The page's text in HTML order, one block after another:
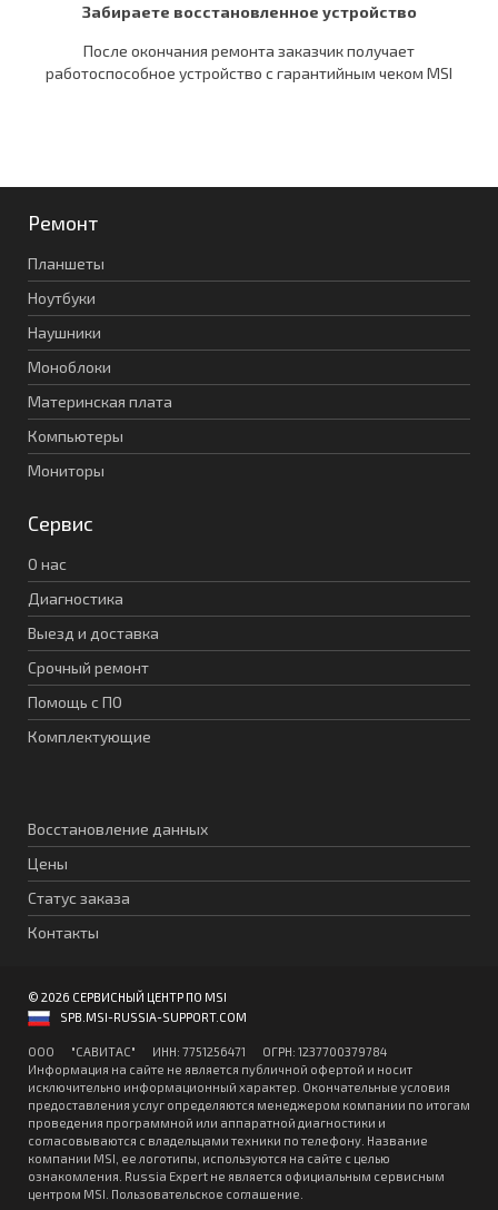
Забираете восстановленное устройство
После окончания ремонта заказчик получает
работоспособное устройство c гарантийным чеком MSI
Ремонт
Планшеты
Ноутбуки
Наушники
Моноблоки
Материнская плата
Компьютеры
Мониторы
Сервис
О нас
Диагностика
Выезд и доставка
Срочный ремонт
Помощь с ПО
Комплектующие
Восстановление данных
Цены
Статус заказа
Контакты
© 2026 СЕРВИСНЫЙ ЦЕНТР ПО MSI
SPB.MSI-RUSSIA-SUPPORT.COM
ООО "CАВИТAC" ИНН: 7751256471 ОГPН: 1237700379784
Информация на сайте не является публичной офертой и носит
исключительно информационный характер. Окончательные условия
предоставления услуг определяются менеджером компании по итогам
проведения программной или аппаратной диагностики и
согласовываются с владельцами техники по телефону. Название
компании MSI, ее логотипы, используются на сайте с целью
ознакомления. Russia Expert не является официальным сервисным
центром MSI. Пользовательское соглашение